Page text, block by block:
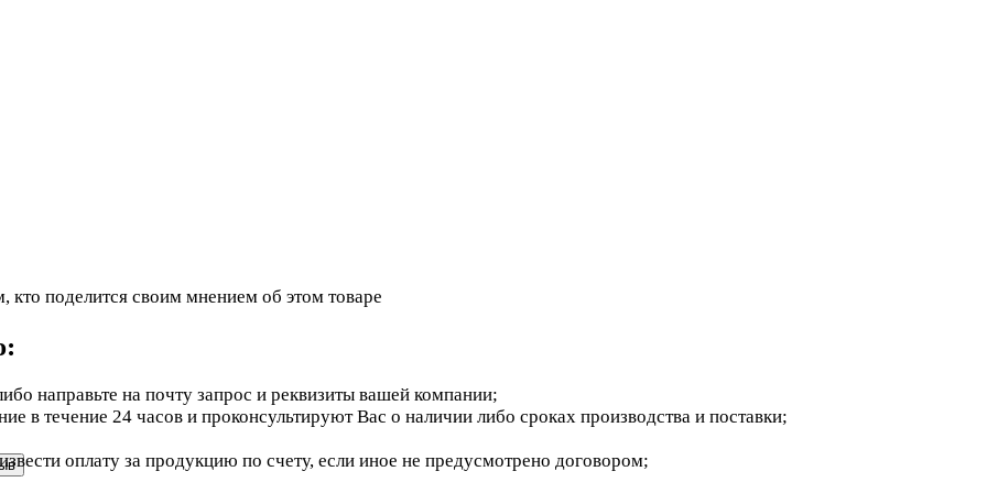
поделится своим мнением об этом товаре
направьте на почту запрос и реквизиты вашей компании;
в течение 24 часов и проконсультируют Вас о наличии либо сроках производства и поставки;
оплату за продукцию по счету, если иное не предусмотрено договором;